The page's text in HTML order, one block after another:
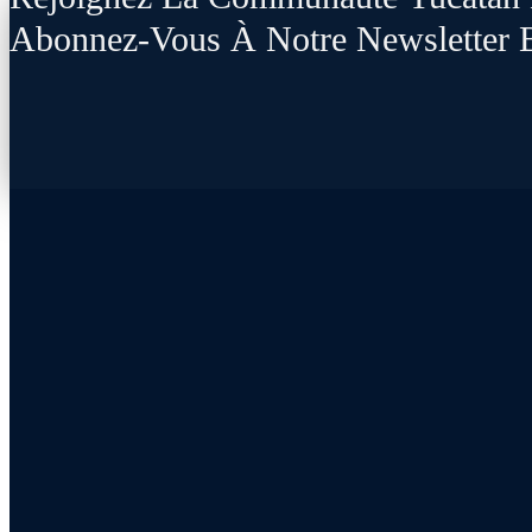
Abonnez-Vous À Notre Newsletter